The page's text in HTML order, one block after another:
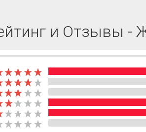
и Отзывы -